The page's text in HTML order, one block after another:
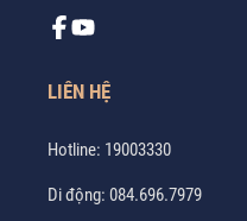
LIÊN HỆ
Hotline: 19003330
Di động: 084.696.7979